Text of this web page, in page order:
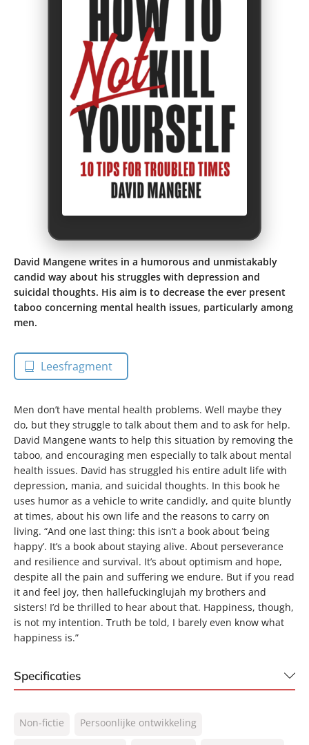
David Mangene writes in a humorous and unmistakably
candid way about his struggles with depression and
suicidal thoughts. His aim is to decrease the ever present
taboo concerning mental health issues, particularly among
men.
Leesfragment
Men don’t have mental health problems. Well maybe they
do, but they struggle to talk about them and to ask for help.
David Mangene wants to help this situation by removing the
taboo, and encouraging men especially to talk about mental
health issues. David has struggled his entire adult life with
depression, mania, and suicidal thoughts. In this book he
uses humor as a vehicle to write candidly, and quite bluntly
at times, about his own life and the reasons to carry on
living. “And one last thing: this isn’t a book about ‘being
happy’. It’s a book about staying alive. About perseverance
and resilience and survival. It’s about optimism and hope,
despite all the pain and suffering we endure. But if you read
it and feel joy, then hallefuckinglujah my brothers and
sisters! I’d be thrilled to hear about that. Happiness, though,
is not my intention. Truth be told, I barely even know what
happiness is.”
Specificaties
NUR:
770
Non-fictie
Persoonlijke ontwikkeling